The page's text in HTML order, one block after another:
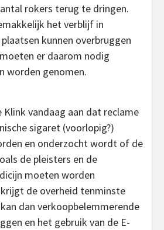
rokers terug te dringen.
het verblijf in
kunnen overbruggen
er daarom nodig
worden genomen.
vandaag aan dat reclame
sigaret (voorlopig?)
en onderzocht wordt of de
de pleisters en de
moeten worden
de overheid tenminste
dan verkoopbelemmerende
en het gebruik van de E-